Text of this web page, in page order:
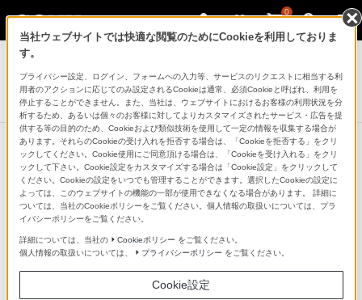
0
ヘッドホン
ステレオヘッドホン
IER-EX15C
当社ウェブサイトでは快適な閲覧のためにCookieを利用しておりま
す。
プライバシー設定、ログイン、フォームへの入力等、サービスのリクエストに相当する利
用者のアクションに応じてのみ設定されるCookieは通常、必須Cookieと呼ばれ、利用を
停止することができません。また、当社は、ウェブサイトにおけるお客様の利用状況を分
析するため、あるいは個々のお客様に対してよりカスタマイズされたサービス・広告を提
供する等の目的のため、Cookieおよび類似技術を使用して一定の情報を収集する場合が
あります。それらのCookieの受け入れを拒否する場合は、「Cookieを拒否する」をクリ
ックしてください。Cookie使用にご同意頂ける場合は、「Cookieを受け入れる」をクリ
ックして下さい。Cookie設定をカスタマイズする場合は「Cookie設定」をクリックして
ください。Cookieの設定をいつでも管理することができます。選択したCookieの設定に
よっては、このウェブサイトの機能の一部が使用できなくなる場合があります。 詳細に
ついては、当社のCookieポリシーをご覧ください。個人情報の取扱いについては、プラ
イバシーポリシーをご覧ください。
詳細については、当社の Cookieポリシー をご覧ください。
個人情報の取扱いについては、
プライバシーポリシー をご覧ください。
Cookie設定